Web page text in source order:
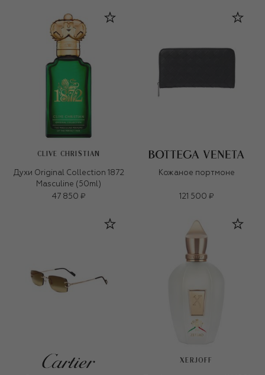
CLIVE CHRISTIAN
Духи Original Collection 1872
Masculine (50ml)
47 850 ₽
Кожаное портмоне
121 500 ₽
XERJOFF